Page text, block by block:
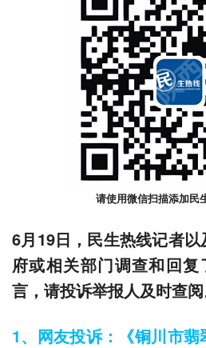
请使用微信扫描添加民
6月19日，民生热线记者
府或相关部门调查和回
言，请投诉举报人及时查阅
1、网友投诉：《铜川市